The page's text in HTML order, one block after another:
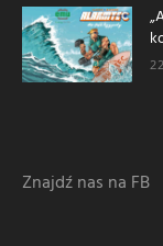
Znajdź nas na FB